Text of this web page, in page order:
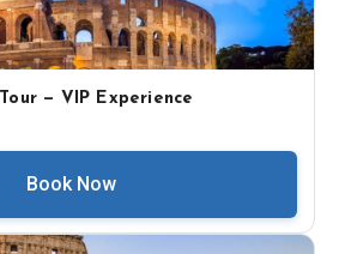
— VIP Experience
Book Now